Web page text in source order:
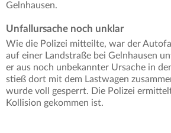
Gelnhausen.
Unfallursache noch unklar
Wie die Polizei mitteilte, war der
auf einer Landstraße bei Gelnhausen
er aus noch unbekannter Ursache in
stieß dort mit dem Lastwagen
wurde voll gesperrt. Die Polizei
Kollision gekommen ist.